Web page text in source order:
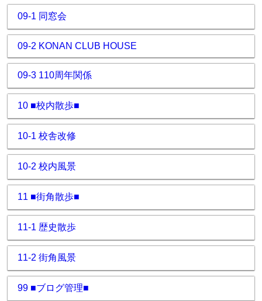
09-1 同窓会
09-2 KONAN CLUB HOUSE
09-3 110周年関係
10 ■校内散歩■
10-1 校舎改修
10-2 校内風景
11 ■街角散歩■
11-1 歴史散歩
11-2 街角風景
99 ■ブログ管理■